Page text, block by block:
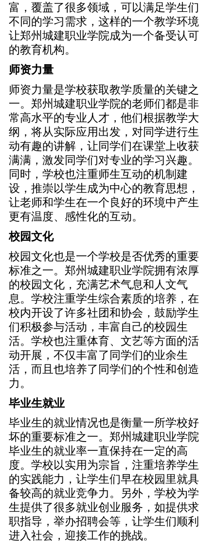
富，覆盖了很多领域，可以满足学生们
不同的学习需求，这样的一个教学环境
让郑州城建职业学院成为一个备受认可
的教育机构。
师资力量
师资力量是学校获取教学质量的关键之
一。郑州城建职业学院的老师们都是非
常高水平的专业人才，他们根据教学大
纲，将从实际应用出发，对同学进行生
动有趣的讲解，让同学们在课堂上收获
满满，激发同学们对专业的学习兴趣。
同时，学校也注重师生互动的机制建
设，推崇以学生成为中心的教育思想，
让老师和学生在一个良好的环境中产生
更有温度、感性化的互动。
校园文化
校园文化也是一个学校是否优秀的重要
标准之一。郑州城建职业学院拥有浓厚
的校园文化，充满艺术气息和人文气
息。学校注重学生综合素质的培养，在
校内开设了许多社团和协会，鼓励学生
们积极参与活动，丰富自己的校园生
活。学校也注重体育、文艺等方面的活
动开展，不仅丰富了同学们的业余生
活，而且也培养了同学们的个性和创造
力。
毕业生就业
毕业生的就业情况也是衡量一所学校好
坏的重要标准之一。郑州城建职业学院
毕业生的就业率一直保持在一定的高
度。学校以实用为宗旨，注重培养学生
的实践能力，让学生们早在校园里就具
备较高的就业竞争力。另外，学校为学
生提供了很多就业创业服务，如提供求
职指导，举办招聘会等，让学生们顺利
进入社会，迎接工作的挑战。